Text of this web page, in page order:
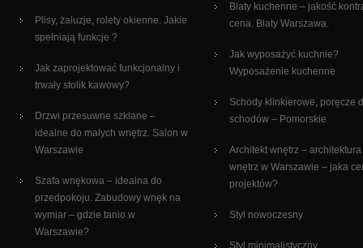
Plisy, żaluzje, rolety okienne. Jakie
spełniają funkcje ?
Jak zaprojektować funkcjonalny i
trwały stolik kawowy?
Drzwi przesuwne szklane –
idealne do małych wnętrz. Salon w
Warszawie
Szafa wnękowa – idealna do
przedpokoju. Zabudowy wnęk na
wymiar – gdzie tanio w
Warszawie?
Blaty kuchenne – jakość
cena. Blaty Warszawa.
Jak wyposażyć kuchnie?
Wyposażenie kuchenne
Schody klinkierowe, poręcze
schodów – Pomorskie
Architekt wnętrz – architektura
wnętrz w Warszawie – jaka
projektów?
Styl nowoczesny
Styl minimalistyczny